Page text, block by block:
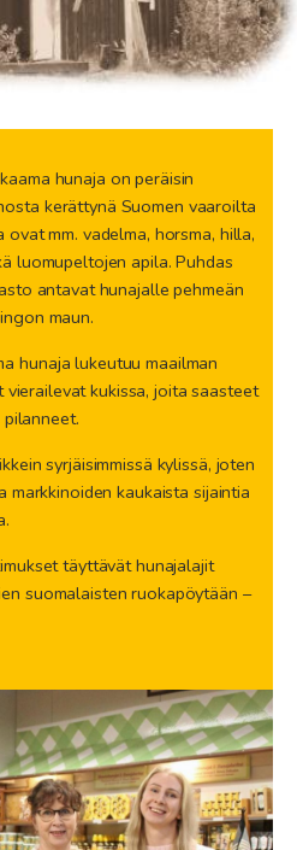
hunaja on peräisin
kerättynä Suomen vaaroilta
mm. vadelma, horsma, hilla,
luomupeltojen apila. Puhdas
antavat hunajalle pehmeän
maun.
hunaja lukeutuu maailman
vierailevat kukissa, joita saasteet
syrjäisimmissä kylissä, joten
kaukaista sijaintia
täyttävät hunajalajit
suomalaisten ruokapöytään –